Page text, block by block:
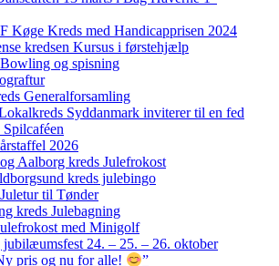
Køge Kreds med Handicapprisen 2024
kredsen Kursus i førstehjælp
og spisning
Generalforsamling
Syddanmark inviterer til en fed
2026
Aalborg kreds Julefrokost
kreds julebingo
til Tønder
kreds Julebagning
med Minigolf
jubilæumsfest 24. – 25. – 26. oktober
pris og nu for alle!
”